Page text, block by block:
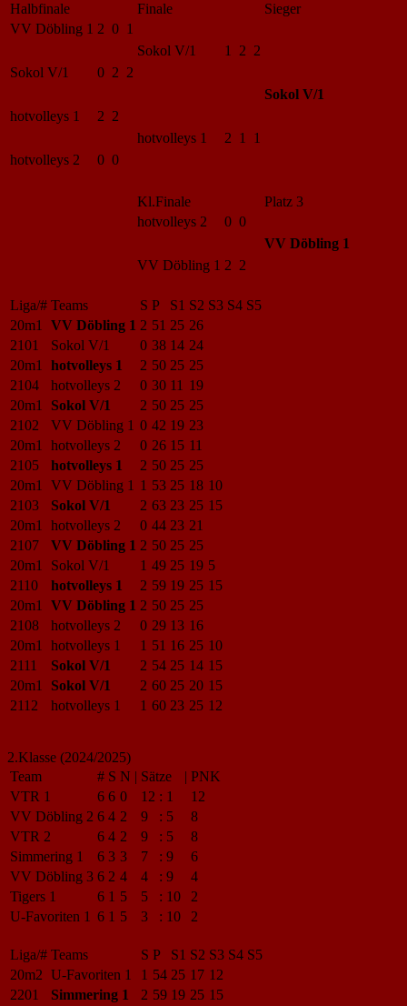
Halbfinale Finale
Sieger
VV Döbling 1 2 0 1
Sokol V/1
1 2 2
Sokol V/1
0 2 2
Sokol V/1
hotvolleys 1
2 2
hotvolleys 1
2 1 1
hotvolleys 2
0 0
Kl.Finale
Platz 3
hotvolleys 2
0 0
VV Döbling 1
VV Döbling 1 2 2
Liga/# Teams S P S1 S2 S3 S4 S5
20m1
VV Döbling 1 2 51 25 26
2101
Sokol V/1 0 38 14 24
20m1
hotvolleys 1 2 50 25 25
2104
hotvolleys 2 0 30 11 19
20m1
Sokol V/1 2 50 25 25
2102
VV Döbling 1 0 42 19 23
20m1
hotvolleys 2 0 26 15 11
2105
hotvolleys 1 2 50 25 25
20m1
VV Döbling 1 1 53 25 18 10
2103
Sokol V/1 2 63 23 25 15
20m1
hotvolleys 2 0 44 23 21
2107
VV Döbling 1 2 50 25 25
20m1
Sokol V/1 1 49 25 19 5
2110
hotvolleys 1 2 59 19 25 15
20m1
VV Döbling 1 2 50 25 25
2108
hotvolleys 2 0 29 13 16
20m1
hotvolleys 1 1 51 16 25 10
2111
Sokol V/1 2 54 25 14 15
20m1
Sokol V/1 2 60 25 20 15
2112
hotvolleys 1 1 60 23 25 12
2.Klasse (2024/2025)
Team
# S N | Sätze | PNK
VTR 1
6 6 0 12 : 1
12
VV Döbling 2 6 4 2 9 : 5
8
VTR 2
6 4 2 9 : 5
8
Simmering 1
6 3 3 7 : 9
6
VV Döbling 3 6 2 4 4 : 9
4
Tigers 1
6 1 5 5 : 10
2
U-Favoriten 1 6 1 5 3 : 10 2
Liga/# Teams S P S1 S2 S3 S4 S5
20m2 U-Favoriten 1 1 54 25 17 12
2201
Simmering 1 2 59 19 25 15